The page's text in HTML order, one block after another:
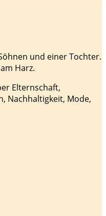
und einer Tochter.
Harz.
Elternschaft,
Nachhaltigkeit, Mode,